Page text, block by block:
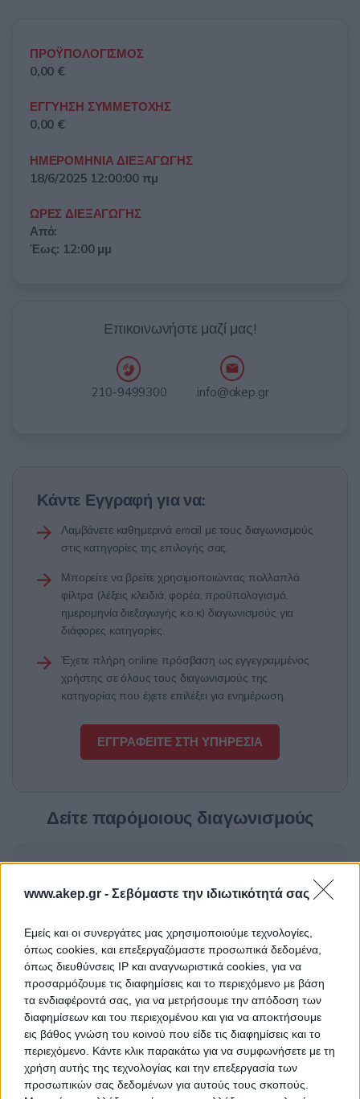
www.akep.gr - Σεβόμαστε την ιδιωτικότητά σας
Εμείς και οι συνεργάτες μας χρησιμοποιούμε τεχνολογίες,
όπως cookies, και επεξεργαζόμαστε προσωπικά δεδομένα,
όπως διευθύνσεις IP και αναγνωριστικά cookies, για να
προσαρμόζουμε τις διαφημίσεις και το περιεχόμενο με βάση
τα ενδιαφέροντά σας, για να μετρήσουμε την απόδοση των
διαφημίσεων και του περιεχομένου και για να αποκτήσουμε
εις βάθος γνώση του κοινού που είδε τις διαφημίσεις και το
περιεχόμενο. Κάντε κλικ παρακάτω για να συμφωνήσετε με τη
χρήση αυτής της τεχνολογίας και την επεξεργασία των
προσωπικών σας δεδομένων για αυτούς τους σκοπούς.
ΠΡΟΫΠΟΛΟΓΙΣΜΟΣ
0,00 €
ΕΓΓΥΗΣΗ ΣΥΜΜΕΤΟΧΗΣ
0,00 €
ΗΜΕΡΟΜΗΝΙΑ ΔΙΕΞΑΓΩΓΗΣ
18/6/2025 12:00:00 πμ
ΩΡΕΣ ΔΙΕΞΑΓΩΓΗΣ
Από:
Έως: 12:00 μμ
Επικοινωνήστε μαζί μας!
210-9499300 info@akep.gr
Κάντε Εγγραφή για να:
Λαμβάνετε καθημερινά email με τους διαγωνισμούς
στις κατηγορίες της επιλογής σας.
Μπορείτε να βρείτε χρησιμοποιώντας πολλαπλά
φίλτρα (λέξεις κλειδιά, φορέα, προϋπολογισμό,
ημερομηνία διεξαγωγής κ.ο.κ) διαγωνισμούς για
διάφορες κατηγορίες.
Έχετε πλήρη online πρόσβαση ως εγγεγραμμένος
χρήστης σε όλους τους διαγωνισμούς της
κατηγορίας που έχετε επιλέξει για ενημέρωση.
ΕΓΓΡΑΦΕΙΤΕ ΣΤΗ ΥΠΗΡΕΣΙΑ
Δείτε παρόμοιους διαγωνισμούς
Προμήθεια φορτιστή
ΤΙΤΛΟΣ Προμήθεια αντιδραστηρίων
ΤΙΤΛΟΣ
Προμήθεια 15 μηχανών
αιμοκάθαρσης
TED ΠΡΟΜΗΘΕΙΑ ΟΡΘΟΠΕΔΙΚΩΝ